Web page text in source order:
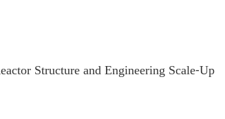
Structure and Engineering Scale⁃Up